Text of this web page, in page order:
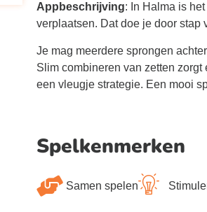
Appbeschrijving: In Halma is
verplaatsen. Dat doe je door stap
Je mag meerdere sprongen
Slim combineren van zetten
een vleugje strategie. Een mooi
Spelkenmerken
Samen spelen